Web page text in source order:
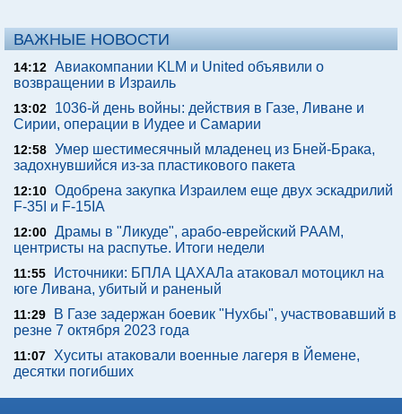
ВАЖНЫЕ НОВОСТИ
14:12 Авиакомпании KLM и United объявили о
возвращении в Израиль
13:02
1036-й день войны: действия в Газе, Ливане и
Сирии, операции в Иудее и Самарии
12:58 Умер шестимесячный младенец из Бней-Брака,
задохнувшийся из-за пластикового пакета
12:10 Одобрена закупка Израилем еще двух эскадрилий
F-35I и F-15IA
12:00 Драмы в "Ликуде", арабо-еврейский РААМ,
центристы на распутье. Итоги недели
11:55
Источники: БПЛА ЦАХАЛа атаковал мотоцикл на
юге Ливана, убитый и раненый
11:29
В Газе задержан боевик "Нухбы", участвовавший в
резне 7 октября 2023 года
11:07 Хуситы атаковали военные лагеря в Йемене,
десятки погибших